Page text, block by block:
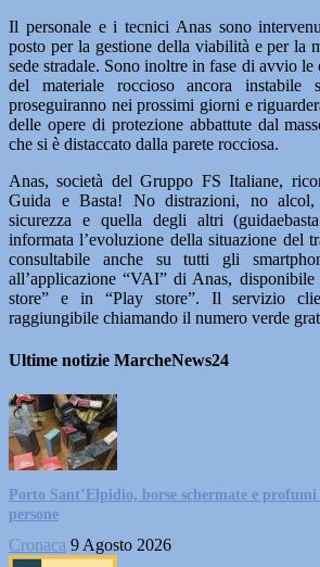
Il personale e i tecnici Anas sono
posto per la gestione della viabilità e per la
sede stradale. Sono inoltre in fase di avvio
del materiale roccioso ancora instabile
proseguiranno nei prossimi giorni e
delle opere di protezione abbattute dal
che si è distaccato dalla parete rocciosa.
Anas, società del Gruppo FS Italiane,
Guida e Basta! No distrazioni, no
sicurezza e quella degli altri
informata l’evoluzione della situazione del
consultabile anche su tutti gli
all’applicazione “VAI” di Anas,
store” e in “Play store”. Il servizio
raggiungibile chiamando il numero verde
Ultime notizie MarcheNews24
Porto Sant’Elpidio, borse schermate e
persone
Cronaca 9 Agosto 2026